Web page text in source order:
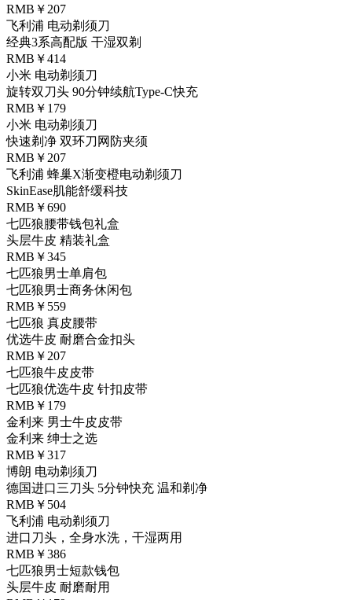
RMB￥207
飞利浦 电动剃须刀
经典3系高配版 干湿双剃
RMB￥414
小米 电动剃须刀
旋转双刀头 90分钟续航Type-C快充
RMB￥179
小米 电动剃须刀
快速剃净 双环刀网防夹须
RMB￥207
飞利浦 蜂巢X渐变橙电动剃须刀
SkinEase肌能舒缓科技
RMB￥690
七匹狼腰带钱包礼盒
头层牛皮 精装礼盒
RMB￥345
七匹狼男士单肩包
七匹狼男士商务休闲包
RMB￥559
七匹狼 真皮腰带
优选牛皮 耐磨合金扣头
RMB￥207
七匹狼牛皮皮带
七匹狼优选牛皮 针扣皮带
RMB￥179
金利来 男士牛皮皮带
金利来 绅士之选
RMB￥317
博朗 电动剃须刀
德国进口三刀头 5分钟快充 温和剃净
RMB￥504
飞利浦 电动剃须刀
进口刀头，全身水洗，干湿两用
RMB￥386
七匹狼男士短款钱包
头层牛皮 耐磨耐用